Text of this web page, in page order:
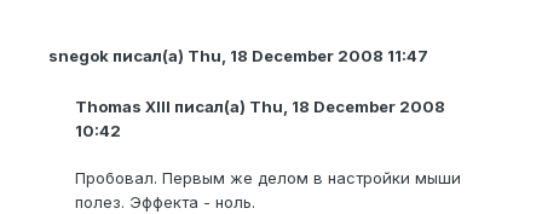
snegok писал(а) Thu, 18 December 2008 11:47
Thomas XIII писал(а) Thu, 18 December 2008
10:42
Пробовал. Первым же делом в настройки мыши
полез. Эффекта - ноль.